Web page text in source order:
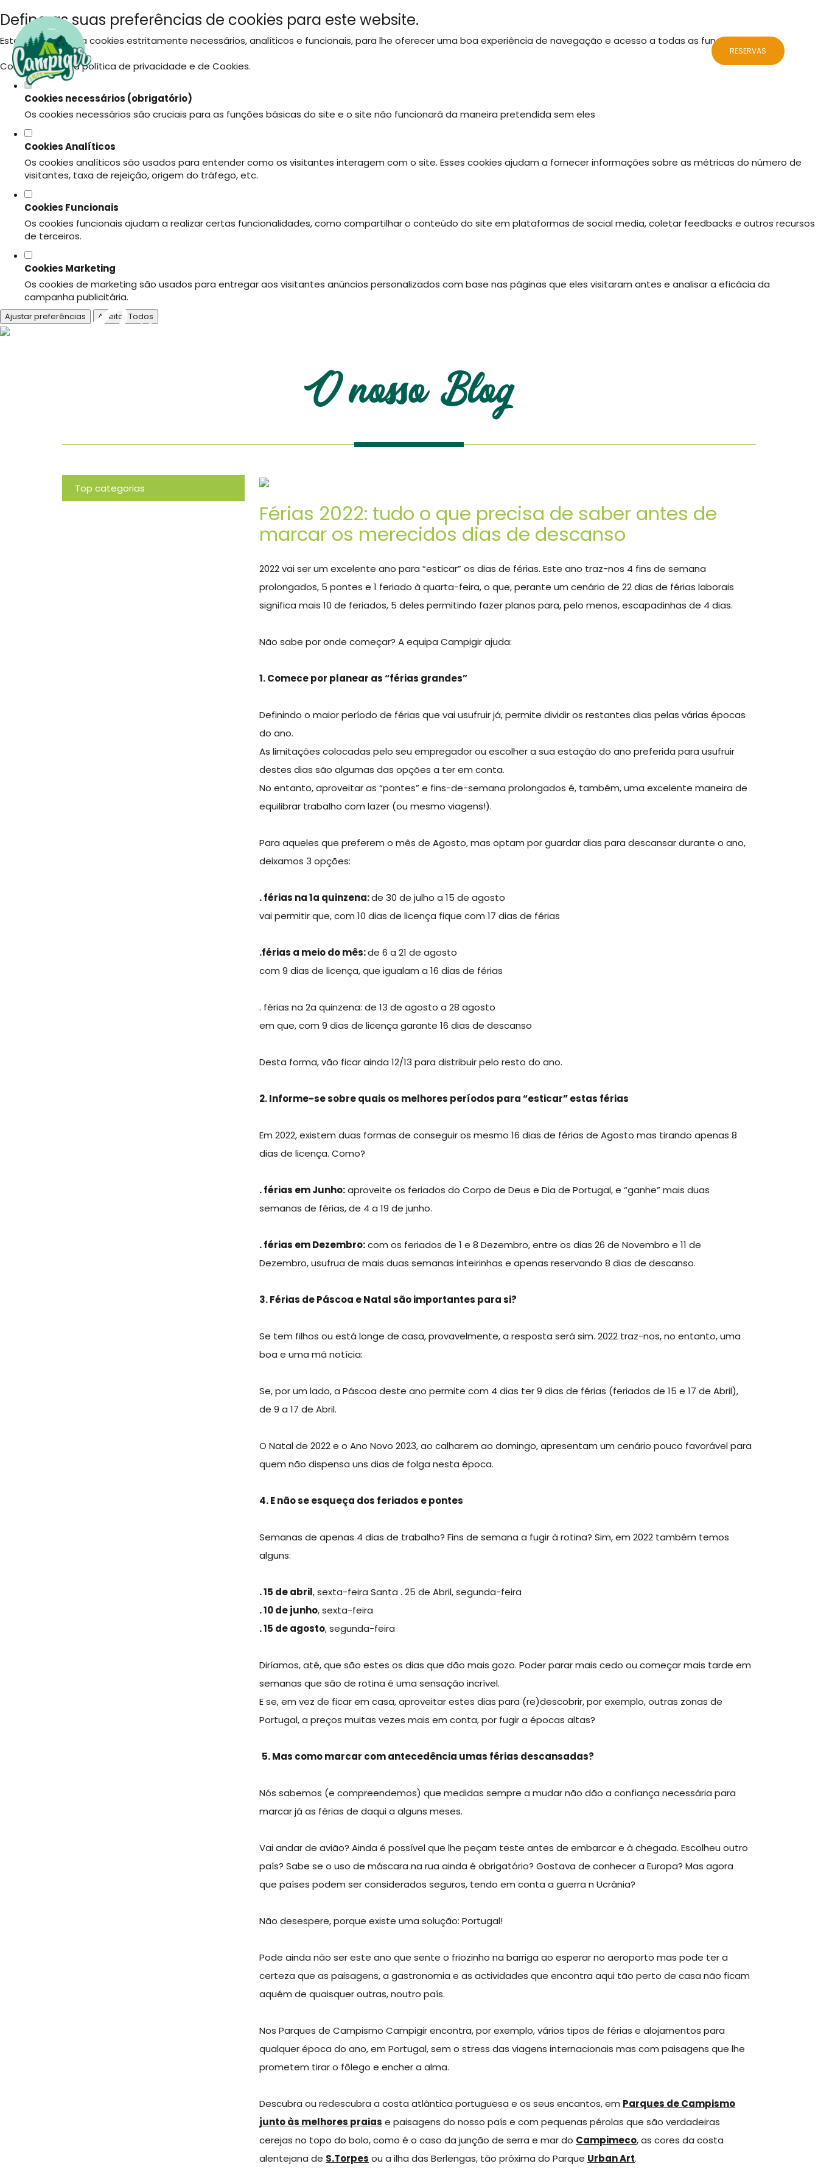
Defina as suas preferências de cookies para este website.
Este website utiliza cookies estritamente necessários, analíticos e funcionais, para lhe oferecer uma boa experiência de navegação e acesso a todas as funcionalidades.
Consulte a nossapolítica de privacidade e de Cookies.
Cookies necessários (obrigatório)
Os cookies necessários são cruciais para as funções básicas do site e o site não funcionará da maneira pretendida sem eles
Cookies Analíticos
Os cookies analíticos são usados para entender como os visitantes interagem com o site. Esses cookies ajudam a fornecer informações sobre as métricas do número de
visitantes, taxa de rejeição, origem do tráfego, etc.
Cookies Funcionais
Os cookies funcionais ajudam a realizar certas funcionalidades, como compartilhar o conteúdo do site em plataformas de social media, coletar feedbacks e outros recursos
de terceiros.
Cookies Marketing
Os cookies de marketing são usados para entregar aos visitantes anúncios personalizados com base nas páginas que eles visitaram antes e analisar a eficácia da
campanha publicitária.
Ajustar preferências Aceitar Todos
RESERVAS
O nosso blog
O nosso Blog
Top categorias
Férias 2022: tudo o que precisa de saber antes de
marcar os merecidos dias de descanso
2022 vai ser um excelente ano para “esticar” os dias de férias. Este ano traz-nos 4 fins de semana
prolongados, 5 pontes e 1 feriado à quarta-feira, o que, perante um cenário de 22 dias de férias laborais
significa mais 10 de feriados, 5 deles permitindo fazer planos para, pelo menos, escapadinhas de 4 dias.
Não sabe por onde começar? A equipa Campigir ajuda:
1. Comece por planear as “férias grandes”
Definindo o maior período de férias que vai usufruir já, permite dividir os restantes dias pelas várias épocas
do ano.
As limitações colocadas pelo seu empregador ou escolher a sua estação do ano preferida para usufruir
destes dias são algumas das opções a ter em conta.
No entanto, aproveitar as “pontes” e fins-de-semana prolongados é, também, uma excelente maneira de
equilibrar trabalho com lazer (ou mesmo viagens!).
Para aqueles que preferem o mês de Agosto, mas optam por guardar dias para descansar durante o ano,
deixamos 3 opções:
. férias na 1a quinzena:de 30 de julho a 15 de agosto
vai permitir que, com 10 dias de licença fique com 17 dias de férias
.férias a meio do mês:de 6 a 21 de agosto
com 9 dias de licença, que igualam a 16 dias de férias
. férias na 2a quinzena: de 13 de agosto a 28 agosto
em que, com 9 dias de licença garante 16 dias de descanso
Desta forma, vão ficar ainda 12/13 para distribuir pelo resto do ano.
2. Informe-se sobre quais os melhores períodos para “esticar” estas férias
Em 2022, existem duas formas de conseguir os mesmo 16 dias de férias de Agosto mas tirando apenas 8
dias de licença. Como?
. férias em Junho:aproveite os feriados do Corpo de Deus e Dia de Portugal, e “ganhe” mais duas
semanas de férias, de 4 a 19 de junho.
. férias em Dezembro:com os feriados de 1 e 8 Dezembro, entre os dias 26 de Novembro e 11 de
Dezembro, usufrua de mais duas semanas inteirinhas e apenas reservando 8 dias de descanso.
3. Férias de Páscoa e Natal são importantes para si?
Se tem filhos ou está longe de casa, provavelmente, a resposta será sim. 2022 traz-nos, no entanto, uma
boa e uma má notícia:
Se, por um lado, a Páscoa deste ano permite com 4 dias ter 9 dias de férias (feriados de 15 e 17 de Abril),
de 9 a 17 de Abril.
O Natal de 2022 e o Ano Novo 2023, ao calharem ao domingo, apresentam um cenário pouco favorável para
quem não dispensa uns dias de folga nesta época.
4. E não se esqueça dos feriados e pontes
Semanas de apenas 4 dias de trabalho? Fins de semana a fugir à rotina? Sim, em 2022 também temos
alguns:
. 15 de abril, sexta-feira Santa . 25 de Abril, segunda-feira
. 10 de junho, sexta-feira
. 15 de agosto, segunda-feira
Diríamos, até, que são estes os dias que dão mais gozo. Poder parar mais cedo ou começar mais tarde em
semanas que são de rotina é uma sensação incrível.
E se, em vez de ficar em casa, aproveitar estes dias para (re)descobrir, por exemplo, outras zonas de
Portugal, a preços muitas vezes mais em conta, por fugir a épocas altas?
5. Mas como marcar com antecedência umas férias descansadas?
Nós sabemos (e compreendemos) que medidas sempre a mudar não dão a confiança necessária para
marcar já as férias de daqui a alguns meses.
Vai andar de avião? Ainda é possível que lhe peçam teste antes de embarcar e à chegada. Escolheu outro
país? Sabe se o uso de máscara na rua ainda é obrigatório? Gostava de conhecer a Europa? Mas agora
que países podem ser considerados seguros, tendo em conta a guerra n Ucrânia?
Não desespere, porque existe uma solução: Portugal!
Pode ainda não ser este ano que sente o friozinho na barriga ao esperar no aeroporto mas pode ter a
certeza que as paisagens, a gastronomia e as actividades que encontra aqui tão perto de casa não ficam
aquém de quaisquer outras, noutro país.
Nos Parques de Campismo Campigir encontra, por exemplo, vários tipos de férias e alojamentos para
qualquer época do ano, em Portugal, sem o stress das viagens internacionais mas com paisagens que lhe
prometem tirar o fôlego e encher a alma.
Descubra ou redescubra a costa atlântica portuguesa e os seus encantos, em Parques de Campismo
junto às melhores praias e paisagens do nosso país e com pequenas pérolas que são verdadeiras
cerejas no topo do bolo, como é o caso da junção de serra e mar do Campimeco, as cores da costa
alentejana de S.Torpes ou a ilha das Berlengas, tão próxima do Parque Urban Art.